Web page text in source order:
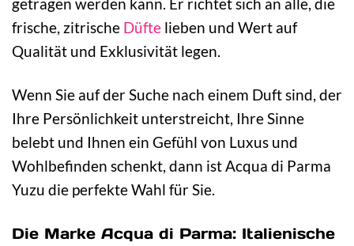
frische, zitrische Düfte lieben und Wert auf
Qualität und Exklusivität legen.
Wenn Sie auf der Suche nach einem Duft sind, der
Ihre Persönlichkeit unterstreicht, Ihre Sinne
belebt und Ihnen ein Gefühl von Luxus und
Wohlbefinden schenkt, dann ist Acqua di Parma
Yuzu die perfekte Wahl für Sie.
Die Marke Acqua di Parma: Italienische